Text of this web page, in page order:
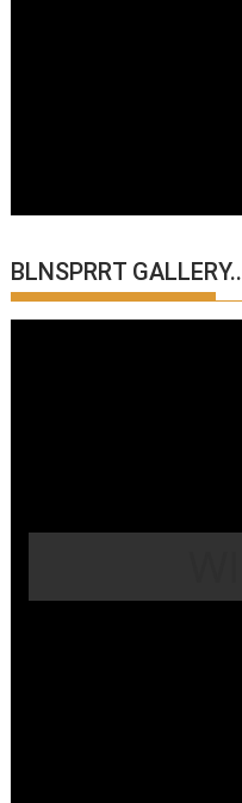
BLNSPRRT GALLERY..